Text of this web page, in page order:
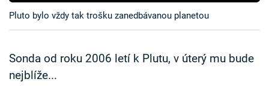
Sledujte prima+
Přihlášení
Pluto bylo vždy tak trošku zanedbávanou planetou
Sonda od roku 2006 letí k Plutu, v úterý mu bude
nejblíže...